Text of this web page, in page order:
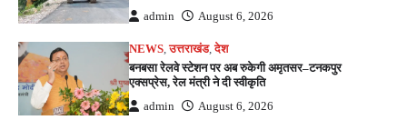
admin August 6, 2026
NEWS,उत्तराखंड,देश
बनबसा रेलवे स्टेशन पर अब रुकेगी अमृतसर–टनकपुर
एक्सप्रेस, रेल मंत्री ने दी स्वीकृति
admin August 6, 2026